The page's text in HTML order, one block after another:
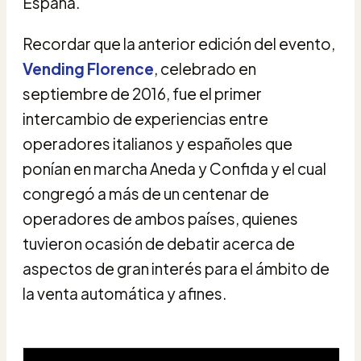
Recordar que la anterior edición del evento,
Vending Florence, celebrado en
septiembre de 2016, fue el primer
intercambio de experiencias entre
operadores italianos y españoles que
ponían en marcha Aneda y Confida y el cual
congregó a más de un centenar de
operadores de ambos países, quienes
tuvieron ocasión de debatir acerca de
aspectos de gran interés para el ámbito de
la venta automática y afines.